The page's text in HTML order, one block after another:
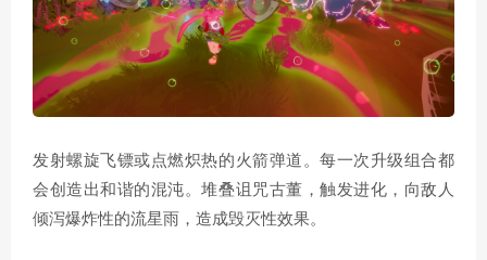
发射螺旋飞镖或点燃炽热的火箭弹道。每一次升级组合都
会创造出和谐的混沌。堆叠诅咒古董，触发进化，向敌人
倾泻爆炸性的流星雨，造成毁灭性效果。